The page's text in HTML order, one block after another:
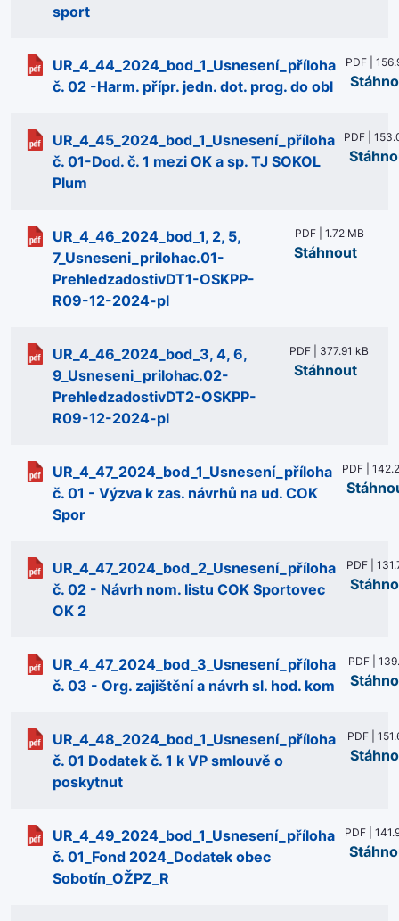
sport
UR_4_44_2024_bod_1_Usnesení_příloha
č. 02 -Harm. přípr. jedn. dot. prog. do obl
PDF |
UR_4_45_2024_bod_1_Usnesení_příloha
č. 01-Dod. č. 1 mezi OK a sp. TJ SOKOL
Plum
PDF |
UR_4_46_2024_bod_1, 2, 5,
7_Usneseni_prilohac.01-
PrehledzadostivDT1-OSKPP-
R09-12-2024-pl
PDF | 1.72 MB
Stáhnout
UR_4_46_2024_bod_3, 4, 6,
9_Usneseni_prilohac.02-
PrehledzadostivDT2-OSKPP-
R09-12-2024-pl
PDF | 377.91 kB
Stáhnout
UR_4_47_2024_bod_1_Usnesení_příloha
č. 01 - Výzva k zas. návrhů na ud. COK
Spor
PDF |
UR_4_47_2024_bod_2_Usnesení_příloha
č. 02 - Návrh nom. listu COK Sportovec
OK 2
PDF |
UR_4_47_2024_bod_3_Usnesení_příloha
č. 03 - Org. zajištění a návrh sl. hod. kom
PDF |
UR_4_48_2024_bod_1_Usnesení_příloha
č. 01 Dodatek č. 1 k VP smlouvě o
poskytnut
PDF |
UR_4_49_2024_bod_1_Usnesení_příloha
č. 01_Fond 2024_Dodatek obec
Sobotín_OŽPZ_R
PDF |